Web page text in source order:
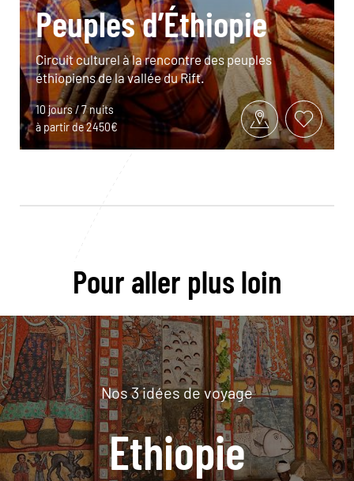
Peuples d’Éthiopie
Circuit culturel à la rencontre des peuples
éthiopiens de la vallée du Rift.
10 jours / 7 nuits
à partir de 2450€
Pour aller plus loin
Nos 3 idées de voyage
Ethiopie